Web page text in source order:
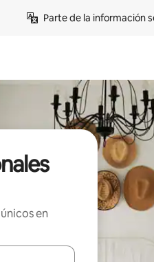
Parte de la información
en